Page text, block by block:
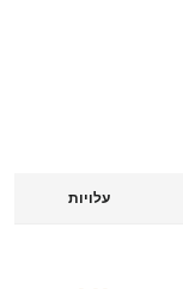
עלויות